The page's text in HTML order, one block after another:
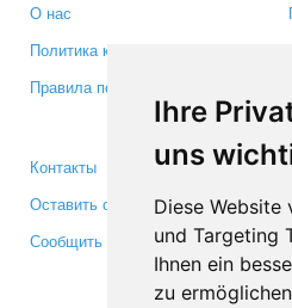
Ihre
uns
Diese Website
und Targeting
Ihnen ein
zu
О нас
Политика конфиденциальности
Правила пользования
Контакты
Оставить отзыв
Сообщить об ошибке